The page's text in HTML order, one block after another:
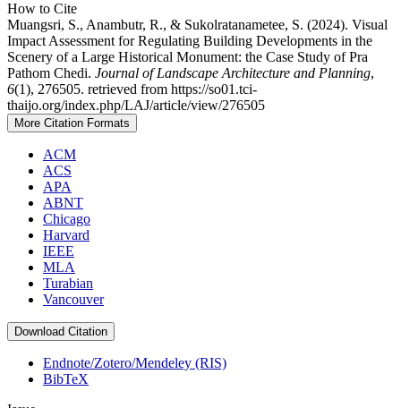
How to Cite
Muangsri, S., Anambutr, R., & Sukolratanametee, S. (2024). Visual
Impact Assessment for Regulating Building Developments in the
Scenery of a Large Historical Monument: the Case Study of Pra
Pathom Chedi. Journal of Landscape Architecture and Planning,
6(1), 276505. retrieved from https://so01.tci-
thaijo.org/index.php/LAJ/article/view/276505
More Citation Formats
ACM
ACS
APA
ABNT
Chicago
Harvard
IEEE
MLA
Turabian
Vancouver
Download Citation
Endnote/Zotero/Mendeley (RIS)
BibTeX